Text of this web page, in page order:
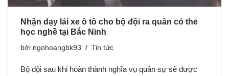
Nhận dạy lái xe ô tô cho bộ đội ra quân có thẻ
học nghề tại Bắc Ninh
bởi ngohoangbk93 Tin tức
Bộ đội sau khi hoàn thành nghĩa vụ quân sự sẽ được